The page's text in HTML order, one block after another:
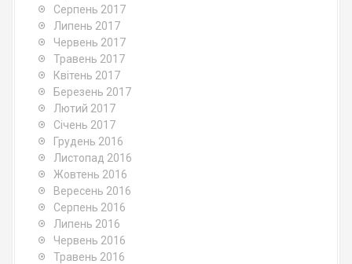
Серпень 2017
Липень 2017
Червень 2017
Травень 2017
Квітень 2017
Березень 2017
Лютий 2017
Січень 2017
Грудень 2016
Листопад 2016
Жовтень 2016
Вересень 2016
Серпень 2016
Липень 2016
Червень 2016
Травень 2016